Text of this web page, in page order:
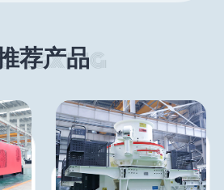
荐产品